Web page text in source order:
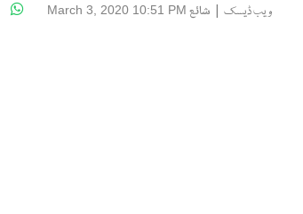
ویب ڈیسک | شائع March 3, 2020 10:51 PM